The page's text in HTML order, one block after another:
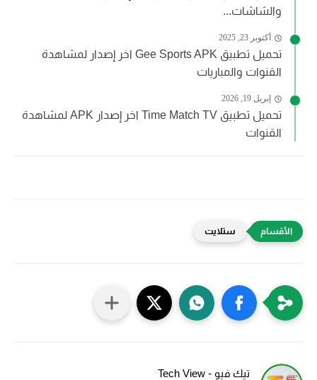
والشاشات...
أكتوبر 23, 2025
تحميل تطبيق Gee Sports APK اخر إصدار لمشاهدة
القنوات والمباريات
إبريل 19, 2026
تحميل تطبيق Time Match TV اخر إصدار APK لمشاهدة
القنوات
ستلايت
تيك فيو - Tech View